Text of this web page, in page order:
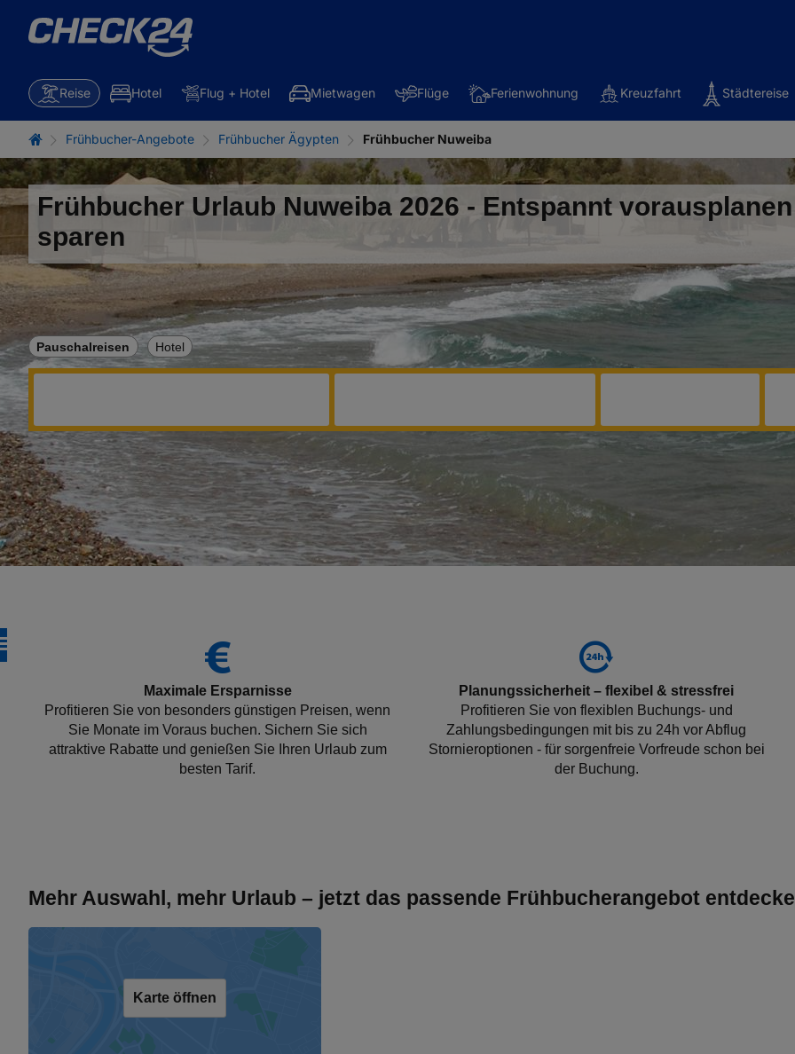
Reise Hotel Flug + Hotel Mietwagen Flüge Ferienwohnung Kreuzfahrt Städtereise
Frühbucher-Angebote Frühbucher Ägypten Frühbucher Nuweiba
Frühbucher Urlaub Nuweiba 2026 - Entspannt
sparen
Pauschalreisen Hotel
Maximale Ersparnisse
Profitieren Sie von besonders günstigen Preisen, wenn
Sie Monate im Voraus buchen. Sichern Sie sich
attraktive Rabatte und genießen Sie Ihren Urlaub zum
besten Tarif.
Planungssicherheit – flexibel & stressfrei
Profitieren Sie von flexiblen Buchungs- und
Zahlungsbedingungen mit bis zu 24h vor Abflug
Stornieroptionen - für sorgenfreie Vorfreude schon bei
der Buchung.
Mehr Auswahl, mehr Urlaub – jetzt das passende Frühbucherangebot
Karte öffnen